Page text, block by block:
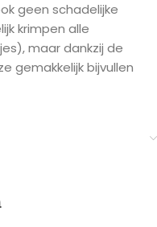
geen schadelijke
krimpen alle
maar dankzij de
gemakkelijk bijvullen